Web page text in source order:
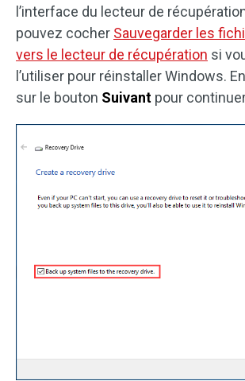
l’interface du lecteur de
pouvez cocher Sauvegarder les
vers le lecteur de récupération si
l’utiliser pour réinstaller Windows.
sur le bouton Suivant pour